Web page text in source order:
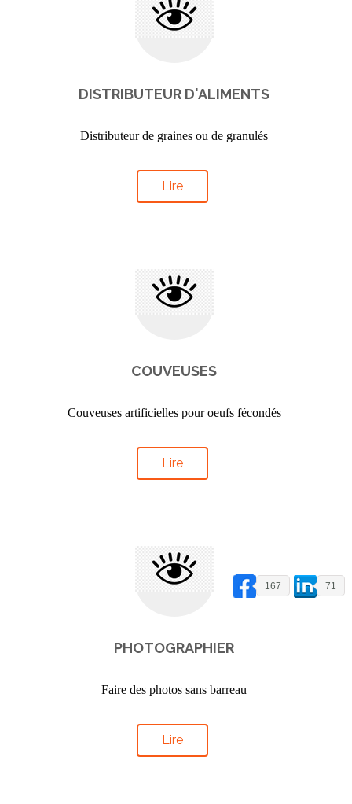
167 71
DISTRIBUTEUR D'ALIMENTS
Distributeur de graines ou de granulés
Lire
COUVEUSES
Couveuses artificielles pour oeufs fécondés
Lire
PHOTOGRAPHIER
Faire des photos sans barreau
Lire